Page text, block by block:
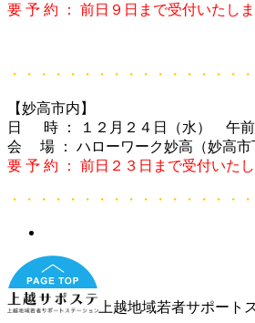
要 予 約 ： 前日９日まで受付いたしま
・・・・・・・・・・・・・・・・
【妙高市内】
日 時 ： １２月２４日（水） 午前
会 場 ： ハローワーク妙高（妙高市
要 予 約 ： 前日２３ 日まで受付いたし
・・・・・・・・・・・・・・・・
上越地域若者サポート